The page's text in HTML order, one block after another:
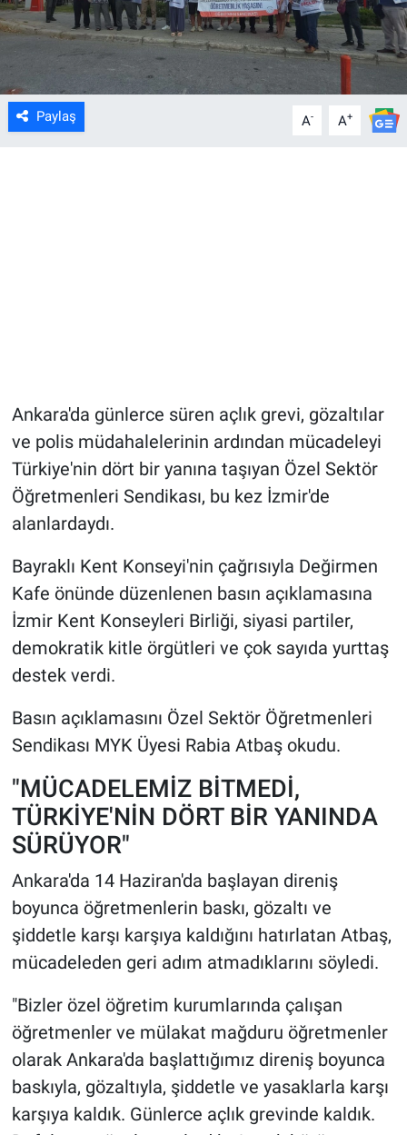
Paylaş A- A+
Ankara'da günlerce süren açlık grevi, gözaltılar
ve polis müdahalelerinin ardından mücadeleyi
Türkiye'nin dört bir yanına taşıyan Özel Sektör
Öğretmenleri Sendikası, bu kez İzmir'de
alanlardaydı.
Bayraklı Kent Konseyi'nin çağrısıyla Değirmen
Kafe önünde düzenlenen basın açıklamasına
İzmir Kent Konseyleri Birliği, siyasi partiler,
demokratik kitle örgütleri ve çok sayıda yurttaş
destek verdi.
Basın açıklamasını Özel Sektör Öğretmenleri
Sendikası MYK Üyesi Rabia Atbaş okudu.
"MÜCADELEMİZ BİTMEDİ,
TÜRKİYE'NİN DÖRT BİR YANINDA
SÜRÜYOR"
Ankara'da 14 Haziran'da başlayan direniş
boyunca öğretmenlerin baskı, gözaltı ve
şiddetle karşı karşıya kaldığını hatırlatan Atbaş,
mücadeleden geri adım atmadıklarını söyledi.
"Bizler özel öğretim kurumlarında çalışan
öğretmenler ve mülakat mağduru öğretmenler
olarak Ankara'da başlattığımız direniş boyunca
baskıyla, gözaltıyla, şiddetle ve yasaklarla karşı
karşıya kaldık. Günlerce açlık grevinde kaldık.